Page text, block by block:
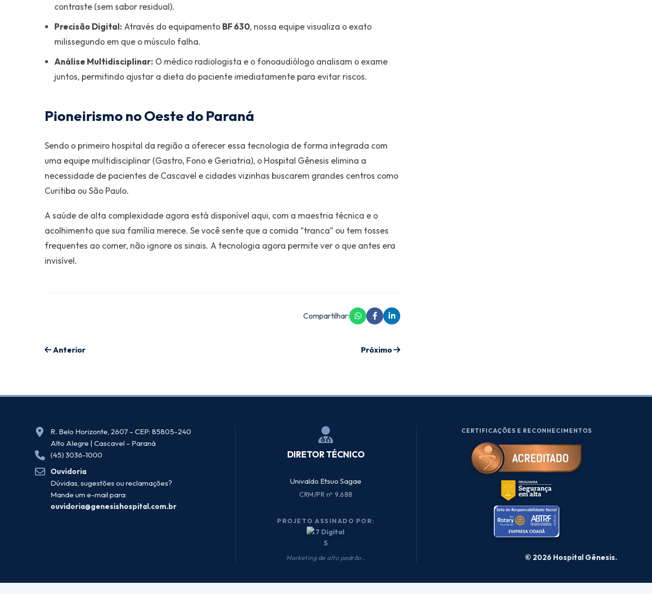
contraste (sem sabor residual).
Precisão Digital: Através do equipamento BF 630, nossa equipe visualiza o exato
milissegundo em que o músculo falha.
Análise Multidisciplinar: O médico radiologista e o fonoaudiólogo analisam o exame
juntos, permitindo ajustar a dieta do paciente imediatamente para evitar riscos.
Pioneirismo no Oeste do Paraná
Sendo o primeiro hospital da região a oferecer essa tecnologia de forma integrada com
uma equipe multidisciplinar (Gastro, Fono e Geriatria), o Hospital Gênesis elimina a
necessidade de pacientes de Cascavel e cidades vizinhas buscarem grandes centros como
Curitiba ou São Paulo.
A saúde de alta complexidade agora está disponível aqui, com a maestria técnica e o
acolhimento que sua família merece. Se você sente que a comida “tranca” ou tem tosses
frequentes ao comer, não ignore os sinais. A tecnologia agora permite ver o que antes era
invisível.
Compartilhar:
Anterior Próximo
R. Belo Horizonte, 2607 – CEP: 85805-240
Alto Alegre | Cascavel – Paraná
(45) 3036-1000
Ouvidoria
Dúvidas, sugestões ou reclamações?
Mande um e-mail para:
ouvidoria@genesishospital.com.br
DIRETOR TÉCNICO
Univaldo Etsuo Sagae
CRM/PR nº 9.688
PROJETO ASSINADO POR:
Marketing de alto padrão..
CERTIFICAÇÕES E RECONHECIMENTOS
© 2026 Hospital Gênesis.